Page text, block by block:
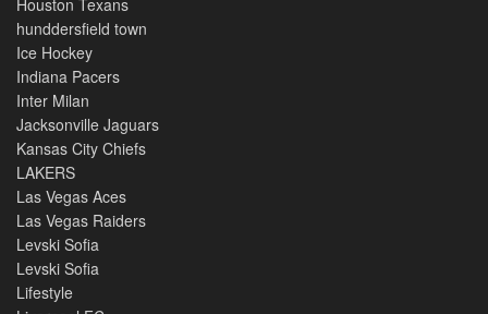
hunddersfield town
Ice Hockey
Indiana Pacers
Inter Milan
Jacksonville Jaguars
Kansas City Chiefs
LAKERS
Las Vegas Aces
Las Vegas Raiders
Levski Sofia
Levski Sofia
Lifestyle